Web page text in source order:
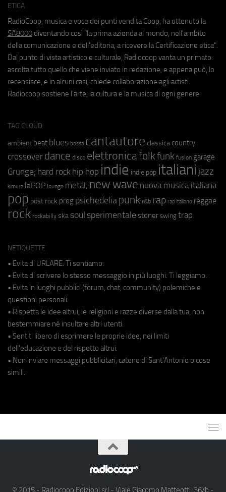
ETICA
RadioCoop, musica e voce dei punti vendita Coop, ha ottenuto la
SA8000 diventando così "la prima azienda al mondo, nell'ambito
della comunicazione e dell'editoria, a ricevere la Certificazione etica".
Dal punto di vista artistico e culturale, Radiocoop vanta un primato:
ascolta tutto quello che viene inviato in redazione, e appena può, lo
recensisce, e in alcuni casi, chiede collaborazione agli artisti.
Radiocoop sostiene l'arte, la cultura e la musica di ogni genere.
TAG CLOUD
ambient beat blues bossa cantautore classica country
crossover dance disco elettronicafolkfunk fusion garage
Grunge; hard rock hip hop indie indie pop italiani jazz
kimura laPOP lounge metal; new wave nuova musica italiana
pop post rock prog psichedeliapunk r&b rap rap italiano reggae
rock rockabilly ska soul sperimentale stoner swing trap
NETIQUETTE
• Evita di URLARE. Ti sentiamo.
• Evita di scrivere lo stesso messaggio in più luoghi. Ti leggiamo.
• Evita in luoghi pubblici (forum, chat, community) polemiche e
questioni personali.
• Rispetta le idee altrui, le religioni e razze diverse dalla tua, non
bestemmiare né insultare altri utenti.
• Sentiti libero di esprimere le proprie idee, nei limiti
dell'educazione e del rispetto altrui.
• Non inviare messaggi pubblicitari, catene di Sant'Antonio o cose
simili.
© 2015 - Radiocoop Edizioni srl - Viale Giacomo Matteotti, 36/b -